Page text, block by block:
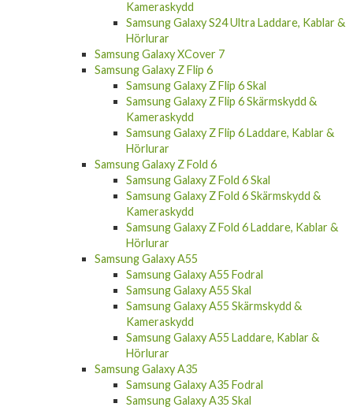
Kameraskydd
Samsung Galaxy S24 Ultra Laddare, Kablar &
Hörlurar
Samsung Galaxy XCover 7
Samsung Galaxy Z Flip 6
Samsung Galaxy Z Flip 6 Skal
Samsung Galaxy Z Flip 6 Skärmskydd &
Kameraskydd
Samsung Galaxy Z Flip 6 Laddare, Kablar &
Hörlurar
Samsung Galaxy Z Fold 6
Samsung Galaxy Z Fold 6 Skal
Samsung Galaxy Z Fold 6 Skärmskydd &
Kameraskydd
Samsung Galaxy Z Fold 6 Laddare, Kablar &
Hörlurar
Samsung Galaxy A55
Samsung Galaxy A55 Fodral
Samsung Galaxy A55 Skal
Samsung Galaxy A55 Skärmskydd &
Kameraskydd
Samsung Galaxy A55 Laddare, Kablar &
Hörlurar
Samsung Galaxy A35
Samsung Galaxy A35 Fodral
Samsung Galaxy A35 Skal